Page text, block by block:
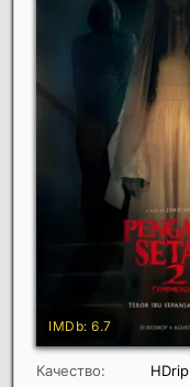
Качество:
HDrip